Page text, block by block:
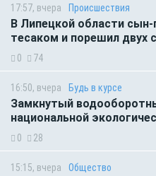
17:57, вчера Происшествия
В Липецкой области
тесаком и порешил двух
0 74
16:50, вчера Будь в курсе
Замкнутый
национальной
0 28
15:15, вчера Общество